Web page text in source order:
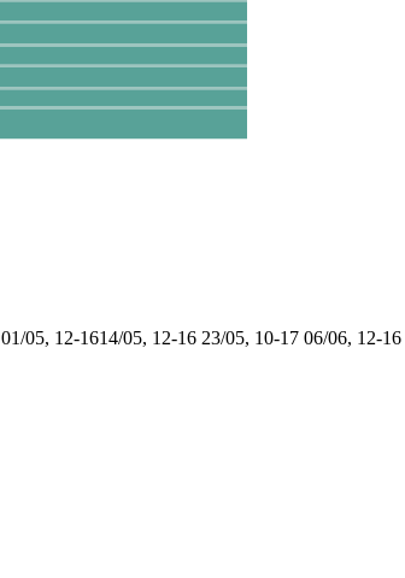
01/05, 12-1614/05, 12-16 23/05, 10-17 06/06, 12-16